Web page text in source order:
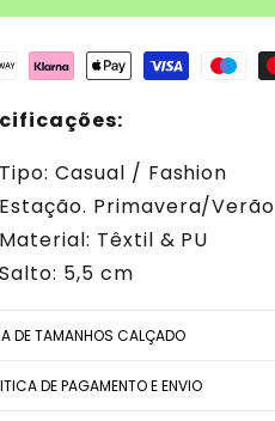
Tipo: Casual / Fashion
Estação. Primavera/Verão
Material: Têxtil & PU
Salto: 5,5 cm
DE TAMANHOS CALÇADO
DE PAGAMENTO E ENVIO